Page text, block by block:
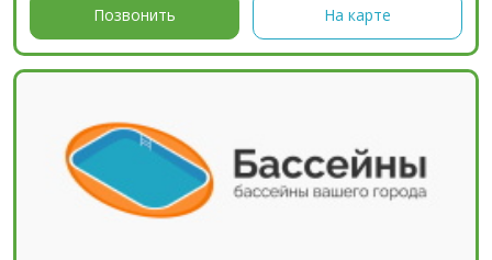
Позвонить На карте